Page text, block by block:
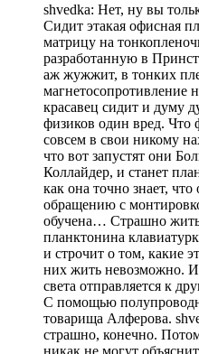
shvedka: Нет, ну вы
Сидит этакая офисная
матрицу на
разработанную в
аж жужжит, в тонких
магнетосопротивление
красавец сидит и думу
физиков один вред. Что
совсем в свои никому
что вот запустят они
Коллайдер, и станет
как она точно знает, что
обращению с
обучена… Страшно
планктонина
и строчит о том, какие
них жить невозможно. И
света отправляется к
С помощью
товарища Алферова.
страшно, конечно.
никак не могут